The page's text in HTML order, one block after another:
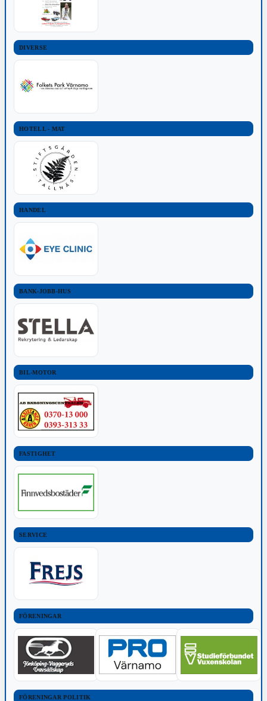
DIVERSE
HOTELL - MAT
HANDEL
BANK-JOBB-HUS
BIL-MOTOR
FASTIGHET
SERVICE
FÖRENINGAR
FÖRENINGAR POLITIK